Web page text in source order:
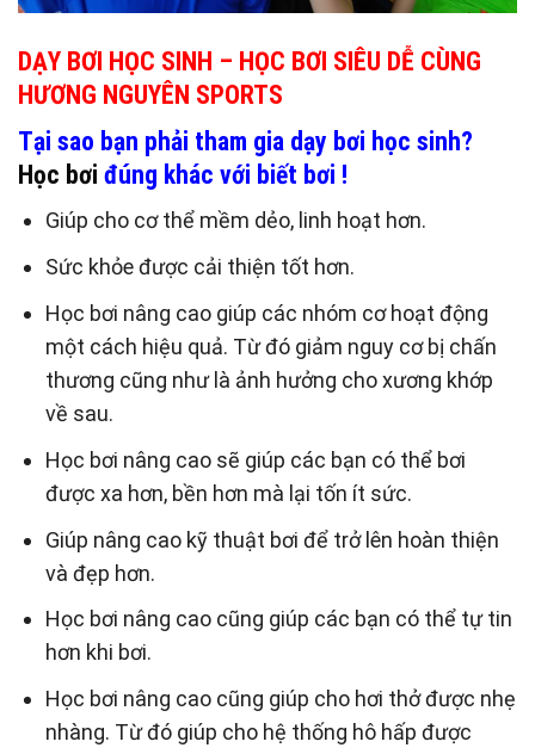
DẠY BƠI HỌC SINH – HỌC BƠI SIÊU DỄ CÙNG
HƯƠNG NGUYÊN SPORTS
Tại sao bạn phải tham gia dạy bơi học sinh?
Học bơi đúng khác với biết bơi !
Giúp cho cơ thể mềm dẻo, linh hoạt hơn.
Sức khỏe được cải thiện tốt hơn.
Học bơi nâng cao giúp các nhóm cơ hoạt động
một cách hiệu quả. Từ đó giảm nguy cơ bị chấn
thương cũng như là ảnh hưởng cho xương khớp
về sau.
Học bơi nâng cao sẽ giúp các bạn có thể bơi
được xa hơn, bền hơn mà lại tốn ít sức.
Giúp nâng cao kỹ thuật bơi để trở lên hoàn thiện
và đẹp hơn.
Học bơi nâng cao cũng giúp các bạn có thể tự tin
hơn khi bơi.
Học bơi nâng cao cũng giúp cho hơi thở được nhẹ
nhàng. Từ đó giúp cho hệ thống hô hấp được